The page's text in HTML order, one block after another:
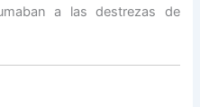
a las destrezas de